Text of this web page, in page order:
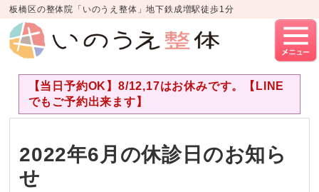
板橋区の整体院「いのうえ整体」地下鉄成増駅徒歩1分
【当日予約OK】8/12,17はお休みです。【LINE
でもご予約出来ます】
2022年6月の休診日のお知ら
せ